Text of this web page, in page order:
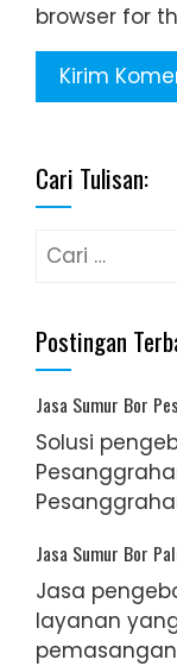
browser for
Cari Tulisan:
Cari
Postingan
Jasa Sumur Bor
Solusi
Jasa Sumur Bor
Jasa
layanan